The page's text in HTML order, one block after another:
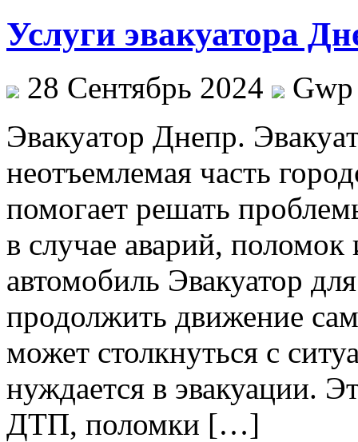
Услуги эвакуатора
28 Сентябрь 2024
Gwp
Эвaкуaтoр Днeпр.
неотъемлемая часть
помогает решать
в случае аварий,
автомобиль Эвакуатор
продолжить движение
может столкнуться с
нуждается в эвакуации.
ДТП, поломки […]